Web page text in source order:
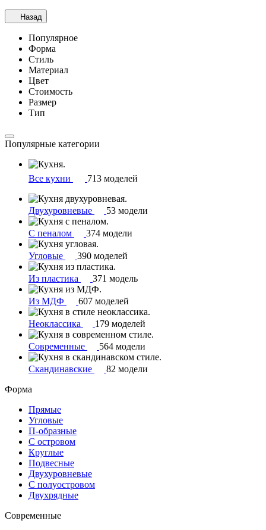
Назад
Популярное
Форма
Стиль
Материал
Цвет
Стоимость
Размер
Тип
Популярные категории
Все кухни 713 моделей
Двухуровневые 53 модели
С пеналом 374 модели
Угловые 390 моделей
Из пластика 371 модель
Из МДФ 607 моделей
Неоклассика 179 моделей
Современные 564 модели
Скандинавские
82 модели
Форма
Прямые
Угловые
П-образные
С островом
Круглые
Подвесные
Двухуровневые
С полуостровом
Двухрядные
Современные